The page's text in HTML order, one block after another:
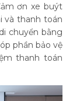
ơn xe buýt
và thanh toán
chuyển bằng
phần bảo vệ
thanh toán